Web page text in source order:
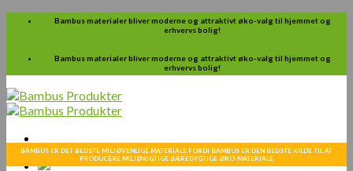
Skip
Bambus materialer bliver moderne og attraktivt øko-valg til hjemmet og
erhvervs bolig!
Bambus materialer bliver moderne og attraktivt øko-valg til hjemmet og
erhvervs bolig!
BAMBUS ER DET BEDSTE MILJØVENLIGE MATERIALE FORDI BAMBUS ER DEN BEDSTE KILDE TIL AT
PRODUCERE MILJØRIGTIGE BÆREDYGTIGE ØKO-MATERIALE